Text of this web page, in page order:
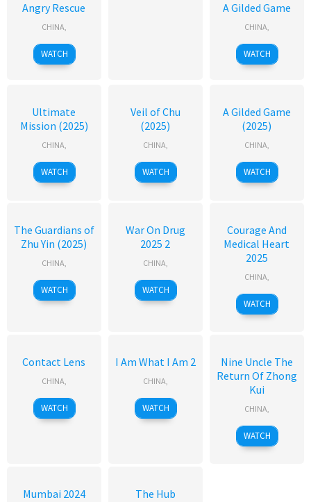
Angry Rescue
CHINA,
WATCH
A Gilded Game
CHINA,
WATCH
Ultimate
Mission (2025)
CHINA,
WATCH
Veil of Chu
(2025)
CHINA,
WATCH
A Gilded Game
(2025)
CHINA,
WATCH
The Guardians of
Zhu Yin (2025)
CHINA,
WATCH
War On Drug
2025 2
CHINA,
WATCH
Courage And
Medical Heart
2025
CHINA,
WATCH
Contact Lens
CHINA,
WATCH
I Am What I Am 2
CHINA,
WATCH
Nine Uncle The
Return Of Zhong
Kui
CHINA,
WATCH
Mumbai 2024 The Hub